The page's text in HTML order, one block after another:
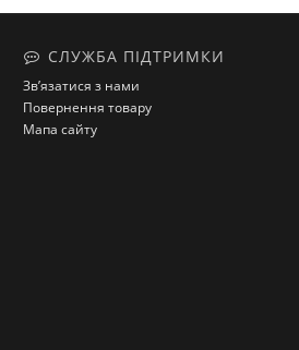
СЛУЖБА ПІДТРИМКИ
Зв’язатися з нами
Повернення товару
Мапа сайту